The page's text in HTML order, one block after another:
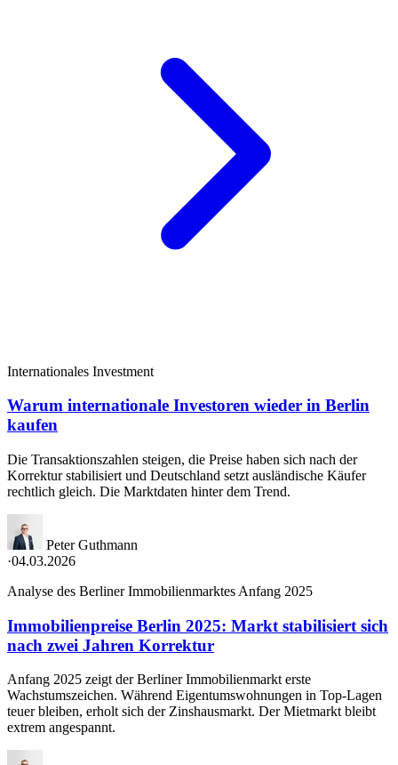
Internationales Investment
Warum internationale Investoren wieder in Berlin
kaufen
Die Transaktionszahlen steigen, die Preise haben sich nach der
Korrektur stabilisiert und Deutschland setzt ausländische Käufer
rechtlich gleich. Die Marktdaten hinter dem Trend.
Peter Guthmann
·04.03.2026
Analyse des Berliner Immobilienmarktes Anfang 2025
Immobilienpreise Berlin 2025: Markt stabilisiert sich
nach zwei Jahren Korrektur
Anfang 2025 zeigt der Berliner Immobilienmarkt erste
Wachstumszeichen. Während Eigentumswohnungen in Top-Lagen
teuer bleiben, erholt sich der Zinshausmarkt. Der Mietmarkt bleibt
extrem angespannt.